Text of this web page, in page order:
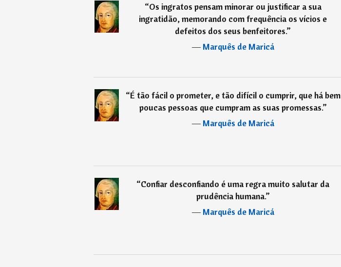
“Os ingratos pensam minorar ou justificar a sua
ingratidão, memorando com frequência os vícios e
defeitos dos seus benfeitores.”
―Marquês de Maricá
“É tão fácil o prometer, e tão difícil o cumprir, que há bem
poucas pessoas que cumpram as suas promessas.”
―Marquês de Maricá
“Confiar desconfiando é uma regra muito salutar da
prudência humana.”
―Marquês de Maricá